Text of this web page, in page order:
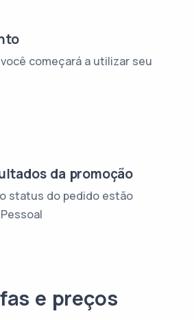
começará a utilizar seu
da promoção
status do pedido estão
e preços